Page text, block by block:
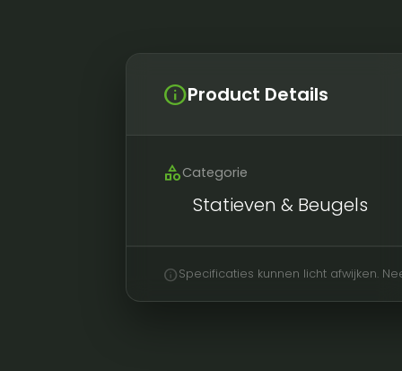
infoProduct Details
categoryCategorie
Statieven & Beugels
infoSpecificaties kunnen licht afwijken.